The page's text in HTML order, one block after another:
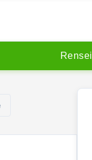
Rensei